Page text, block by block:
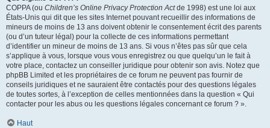
COPPA (ou Children’s Online Privacy Protection Actde 1998) est une loi aux
États-Unis qui dit que les sites Internet pouvant recueillir des informations de
mineurs de moins de 13 ans doivent obtenir le consentement écrit des parents
(ou d’un tuteur légal) pour la collecte de ces informations permettant
d’identifier un mineur de moins de 13 ans. Si vous n’êtes pas sûr que cela
s’applique à vous, lorsque vous vous enregistrez ou que quelqu’un le fait à
votre place, contactez un conseiller juridique pour obtenir son avis. Notez que
phpBB Limited et les propriétaires de ce forum ne peuvent pas fournir de
conseils juridiques et ne sauraient être contactés pour des questions légales
de toutes sortes, à l’exception de celles mentionnées dans la question « Qui
contacter pour les abus ou les questions légales concernant ce forum ? ».
Haut